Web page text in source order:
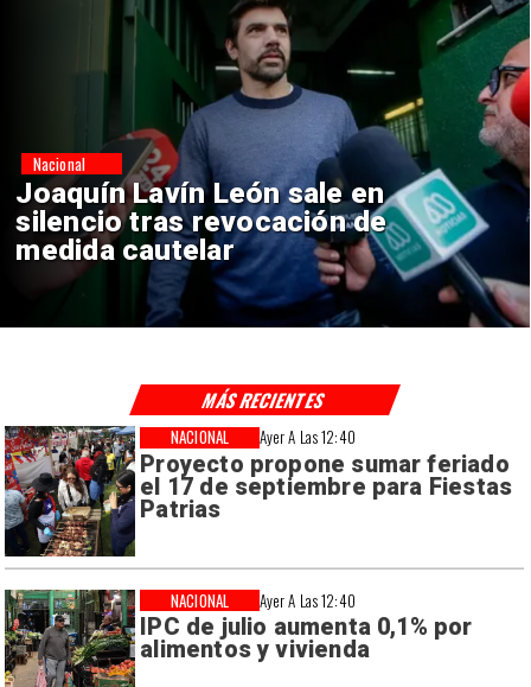
Chile y Venezuela formalizan
reinicio de relaciones
consulares
Nacional
Ayer A Las 12:40
Proyecto propone sumar feriado
el 17 de septiembre para Fiestas
Patrias
NACIONAL
Ayer A Las 12:40
IPC de julio aumenta 0,1% por
alimentos y vivienda
NACIONAL
MÁS RECIENTES